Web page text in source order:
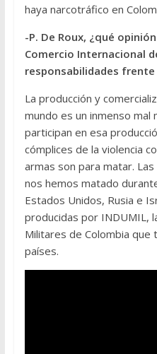
haya narcotráfico en
-P. De Roux, ¿qué
Comercio Internacional
responsabilidades
La producción y
mundo es un inmenso mal
participan en esa
cómplices de la violencia
armas son para matar.
nos hemos matado
Estados Unidos, Rusia e
producidas por INDUMIL,
Militares de Colombia
países.